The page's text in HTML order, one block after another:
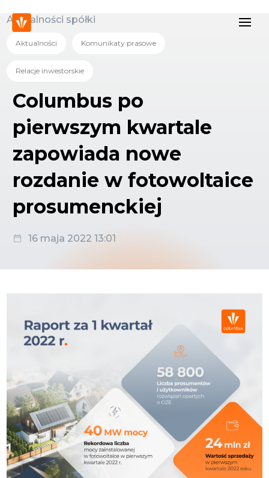
Aktualności spółki
Aktualności Komunikaty prasowe
Relacje inwestorskie
Columbus po
pierwszym kwartale
zapowiada nowe
rozdanie w fotowoltaice
prosumenckiej
16 maja 2022 13:01